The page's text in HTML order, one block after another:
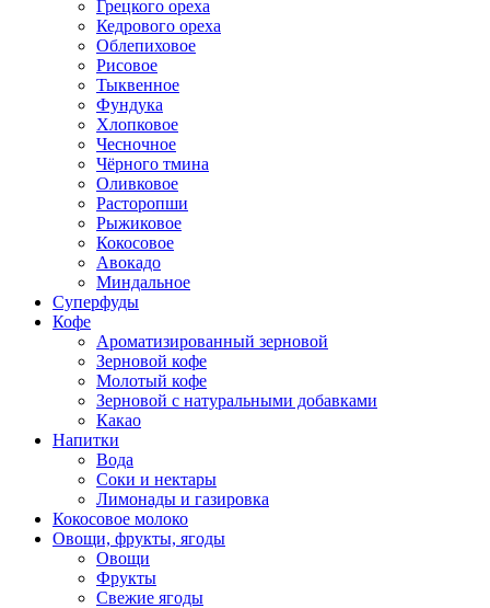
Грецкого ореха
Кедрового ореха
Облепиховое
Рисовое
Тыквенное
Фундука
Хлопковое
Чесночное
Чёрного тмина
Оливковое
Расторопши
Рыжиковое
Кокосовое
Авокадо
Миндальное
Суперфуды
Кофе
Ароматизированный зерновой
Зерновой кофе
Молотый кофе
Зерновой с натуральными добавками
Какао
Напитки
Вода
Соки и нектары
Лимонады и газировка
Кокосовое молоко
Овощи, фрукты, ягоды
Овощи
Фрукты
Свежие ягоды